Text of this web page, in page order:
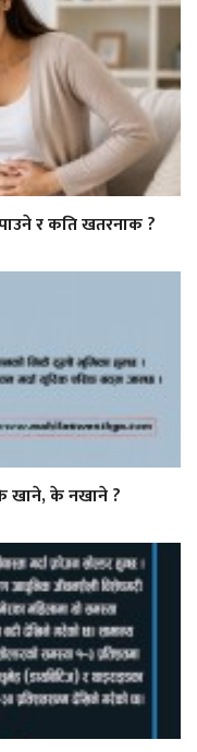
र कति खतरनाक ?
खाने, के नखाने ?